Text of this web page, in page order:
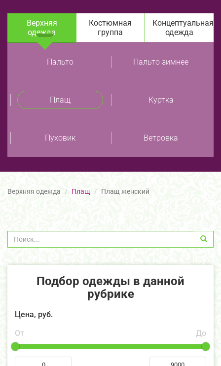
Верхняя
одежда
Костюмная
группа
Концептуальная
одежда
Пальто Пальто зимнее
Плащ Куртка
Пуховик Ветровка
Верхняя одежда Плащ Плащ женский
Подбор одежды в данной
рубрике
Цена, руб.
От
До